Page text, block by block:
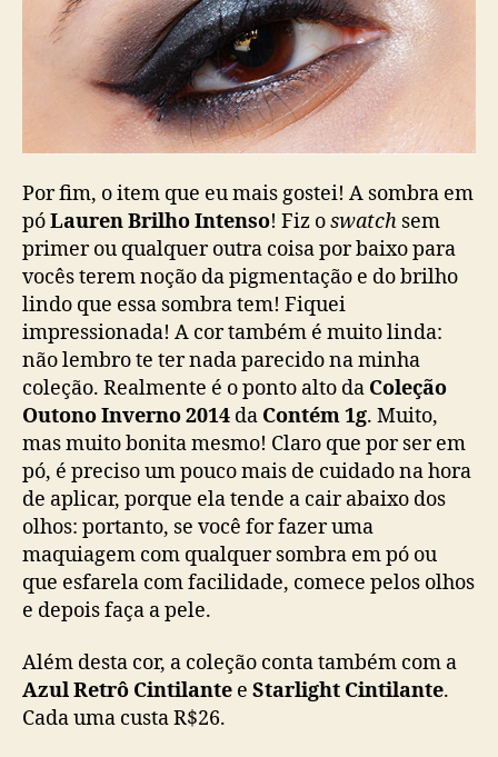
Por fim, o item que eu mais gostei! A sombra em
póLauren Brilho Intenso! Fiz oswatch sem
primer ou qualquer outra coisa por baixo para
vocês terem noção da pigmentação e do brilho
lindo que essa sombra tem! Fiquei
impressionada! A cor também é muito linda:
não lembro te ter nada parecido na minha
coleção. Realmente é o ponto alto da Coleção
Outono Inverno 2014 da Contém 1g. Muito,
mas muito bonita mesmo! Claro que por ser em
pó, é preciso um pouco mais de cuidado na hora
de aplicar, porque ela tende a cair abaixo dos
olhos: portanto, se você for fazer uma
maquiagem com qualquer sombra em pó ou
que esfarela com facilidade, comece pelos olhos
e depois faça a pele.
Além desta cor, a coleção conta também com a
Azul Retrô Cintilante e Starlight Cintilante.
Cada uma custa R$26.